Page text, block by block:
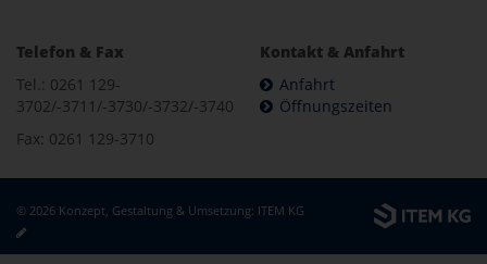
Telefon & Fax
Tel.: 0261 129-
3702/-3711/-3730/-3732/-3740
Fax: 0261 129-3710
Kontakt & Anfahrt
Anfahrt
Öffnungszeiten
© 2026 Konzept, Gestaltung & Umsetzung: ITEM KG